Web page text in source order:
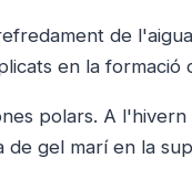
de
en la formació
polars. A
de gel marí en la